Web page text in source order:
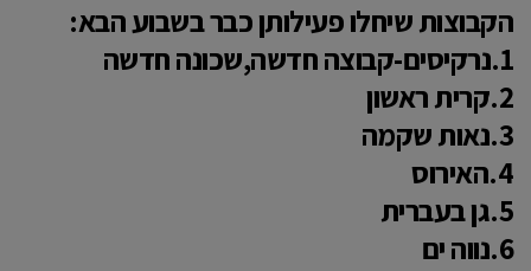
הקבוצות שיחלו פעילותן כבר בשבוע הבא:
1.נרקיסים-קבוצה חדשה,שכונה חדשה
2.קרית ראשון
3.נאות שקמה
4.האירוס
5.גן בעברית
6.נווה ים